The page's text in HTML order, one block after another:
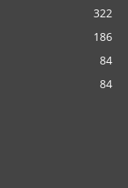
322
186
84
84